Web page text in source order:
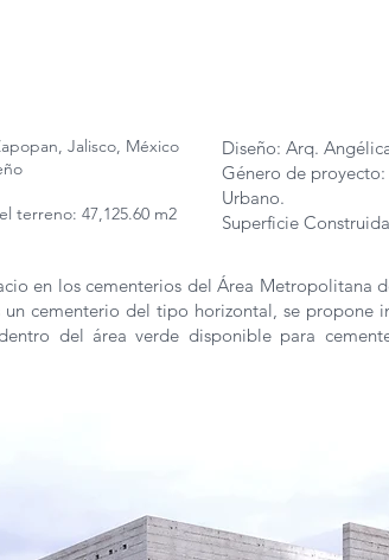
Jalisco, México
terreno: 47,125.60 m2
Diseño: Arq.
Género de
Urbano.
Superficie
en los cementerios del Área Metropolitana
cementerio del tipo horizontal, se propone
del área verde disponible para